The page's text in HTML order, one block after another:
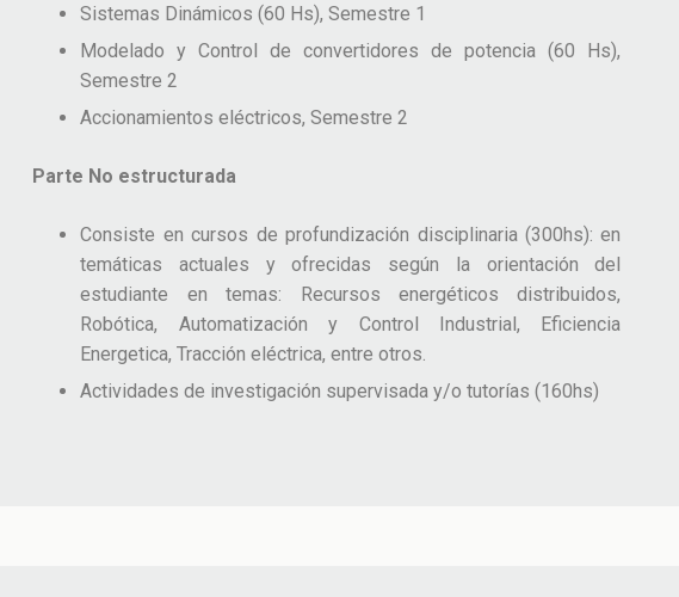
Sistemas Dinámicos (60 Hs), Semestre 1
Modelado y Control de convertidores de potencia (60 Hs),
Semestre 2
Accionamientos eléctricos, Semestre 2
Parte No estructurada
Consiste en cursos de profundización disciplinaria (300hs): en
temáticas actuales y ofrecidas según la orientación del
estudiante en temas: Recursos energéticos distribuidos,
Robótica, Automatización y Control Industrial, Eficiencia
Energetica, Tracción eléctrica, entre otros.
Actividades de investigación supervisada y/o tutorías (160hs)